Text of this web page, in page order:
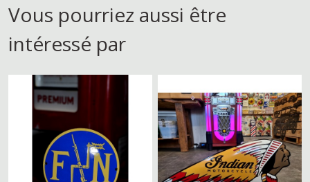
Vous pourriez aussi être
intéressé par